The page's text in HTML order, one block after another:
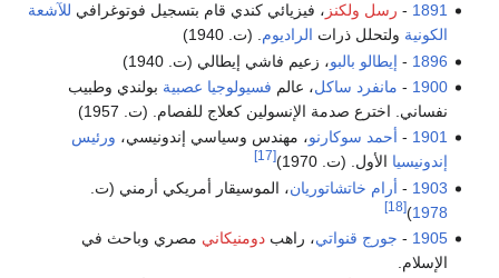
1891
- رسل ولكنز ، فيزيائي كندي قام بتسجيل فوتوغرافي للآشعة
الكونية ولتحلل ذرات الراديوم . (ت. 1940)
1896
- إيطالو بالبو، زعيم فاشي إيطالي (ت. 1940)
1900
- مانفرد ساكل، عالم فسيولوجيا عصبية بولندي وطبيب
نفساني. اخترع صدمة الإنسولين كعلاج للفصام. (ت. 1957)
1901
- أحمد سوكارنو، مهندس وسياسي إندونيسي، ورئيس
إندونيسيا الأول. (ت. 1970) [17]
1903
- أرام خاتشاتوريان، الموسيقار أمريكي أرمني (ت.
1978
)
[18]
1905
- جورج قنواتي، راهبدومنيكاني مصري وباحث في
الإسلام.